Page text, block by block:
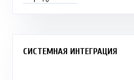
СИСТЕМНАЯ ИНТЕГРАЦИЯ